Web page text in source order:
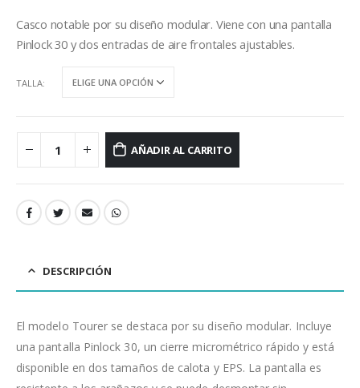
Casco notable por su diseño modular. Viene con una pantalla
Pinlock 30 y dos entradas de aire frontales ajustables.
TALLA
AÑADIR AL CARRITO
DESCRIPCIÓN
El modelo Tourer se destaca por su diseño modular. Incluye
una pantalla Pinlock 30, un cierre micrométrico rápido y está
disponible en dos tamaños de calota y EPS. La pantalla es